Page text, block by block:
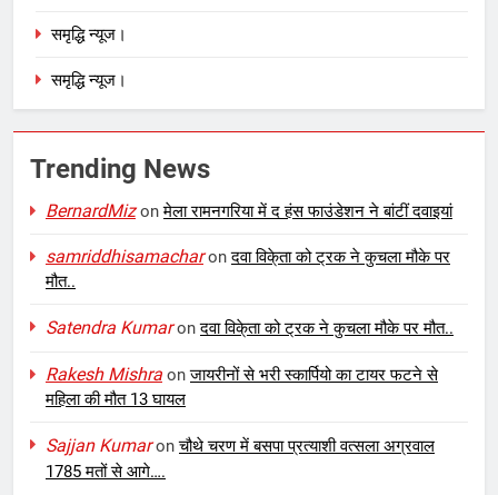
समृद्धि न्यूज।
समृद्धि न्यूज।
Trending News
BernardMizonमेला रामनगरिया में द हंस फाउंडेशन ने बांटीं दवाइयां
samriddhisamacharonदवा विके्ता को ट्रक ने कुचला मौके पर
मौत..
Satendra Kumaronदवा विके्ता को ट्रक ने कुचला मौके पर मौत..
Rakesh Mishra onजायरीनों से भरी स्कार्पियो का टायर फटने से
महिला की मौत 13 घायल
Sajjan Kumaronचौथे चरण में बसपा प्रत्याशी वत्सला अग्रवाल
1785 मतों से आगे….